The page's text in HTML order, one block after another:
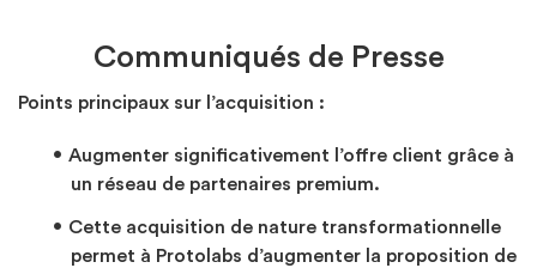
Communiqués de Presse
Points principaux sur l’acquisition :
Augmenter significativement l’offre client grâce à
un réseau de partenaires premium.
Cette acquisition de nature transformationnelle
permet à Protolabs d’augmenter la proposition de